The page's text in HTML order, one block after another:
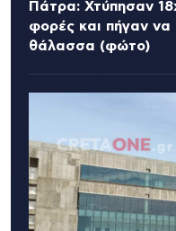
Πάτρα: Χτύπησαν
φορές και πήγαν
θάλασσα (φώτο)